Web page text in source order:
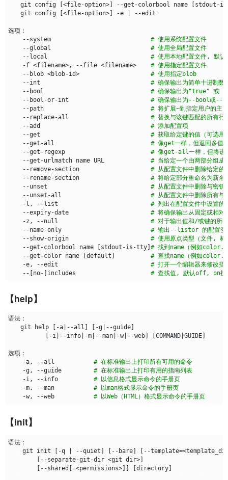
git config
[<file-option>] --get-colorbool name [stdout-
git config
[<file-option>] -e
    --system
# 使用系统配置文件
    --global
# 使用全局配置文件
    --local
# 使用本地配置文件, 默认
    -f <filename>, --file <filename>
# 使用指定配置文件
    --blob <blob-id>
# 使用指定blob
    --int
# 确保输出为简单十进制数
    --bool
# 确保输出为"true" 或
    --bool-or-int
# 确保输出为--bool或--
    --path
# 将扩展~到指定用户的主
    --replace-all
# 替换与该键匹配的所有行
    --add
# 添加配置项
    --get
# 获取给定键的值（可选用
    --get-all
# 像get一样，但返回多值
    --get-regexp
# 像get-all一样，但将该
    --get-urlmatch name URL
# 当给定一个由两部分组
    --remove-section
# 从配置文件中删除给定的
    --rename-section
# 将给定部分重命名为新名
    --unset
# 从配置文件中删除与密钥
    --unset-all
# 从配置文件中删除所有与
    -l, --list
# 列出在配置文件中设置的
    --expiry-date
# 将确保输出从固定或相对
    -z, --null
# 对于输出值和/或键的所
    --name-only
# 输出--listor 的配置变
    --show-origin
# 使用原点类型（文件,
    --get-colorbool name
[stdout-is-tty] # 找到name（例如
    --get-color name
[default ]
# 查找name（例如
    -e, --edit
# 打开一个编辑器来修改
    --
[no- ] includes # 查找值, 默认off, on搜
【help】
git
help -a| --all -g| --guide]
-i| --info| -m| --man| -w| --web] COMMAND| GUIDE]
    -a, --all
# 在标准输出上打印所有可用的命令
    -g, --guide
# 在标准输出上打印有用的指南列表
    -i, --info
# 以信息格式显示命令的手册页
    -m, --man
# 以man格式显示命令的手册页
    -w, --web
# 以Web（HTML）格式显示命令的手册页
【init】
    git init
-q --quiet --bare] --template=
--separate-git-dir <git dir>]
--shared [=<permissions>]] directory]